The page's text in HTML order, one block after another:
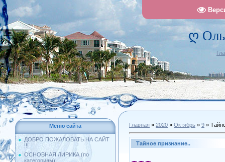
ღ
Меню сайта
ДОБРО ПОЖАЛОВАТЬ НА САЙТ
!!!
ОСНОВНАЯ ЛИРИКА (по
категориям)
Главная » 2020 » Октябрь » 9 »
Тайное признание..